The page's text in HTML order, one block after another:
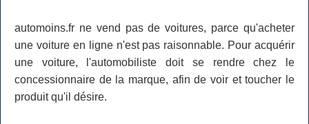
automoins.fr ne vend pas de voitures, parce qu'acheter
une voiture en ligne n'est pas raisonnable. Pour acquérir
une voiture, l'automobiliste doit se rendre chez le
concessionnaire de la marque, afin de voir et toucher le
produit qu'il désire.